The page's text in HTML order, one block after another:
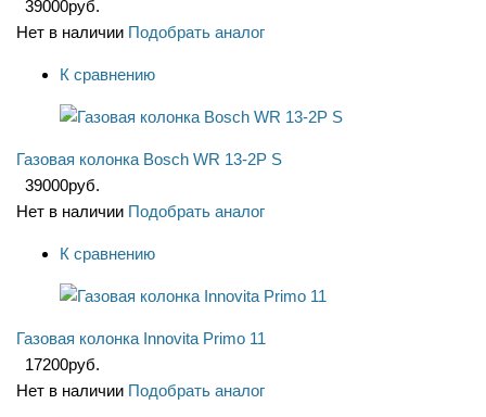
39000руб.
Нет в наличии Подобрать аналог
К сравнению
Газовая колонка Bosch WR 13-2P S
39000руб.
Нет в наличии Подобрать аналог
К сравнению
Газовая колонка Innovita Primo 11
17200руб.
Нет в наличии Подобрать аналог